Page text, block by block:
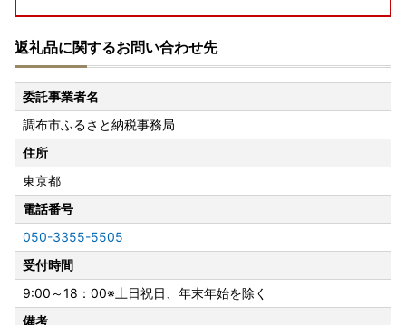
返礼品に関するお問い合わせ先
委託事業者名
調布市ふるさと納税事務局
住所
東京都
電話番号
050-3355-5505
受付時間
9:00～18：00※土日祝日、年末年始を除く
備考